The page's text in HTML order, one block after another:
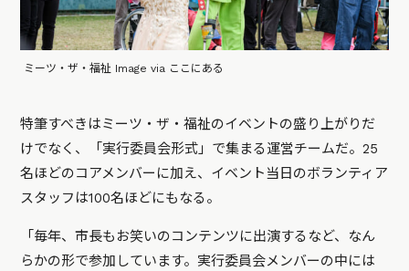
ミーツ・ザ・福祉 Image via ここにある
特筆すべきはミーツ・ザ・福祉のイベントの盛り上がりだ
けでなく、「実行委員会形式」で集まる運営チームだ。25
名ほどのコアメンバーに加え、イベント当日のボランティア
スタッフは100名ほどにもなる。
「毎年、市長もお笑いのコンテンツに出演するなど、なん
らかの形で参加しています。実行委員会メンバーの中には